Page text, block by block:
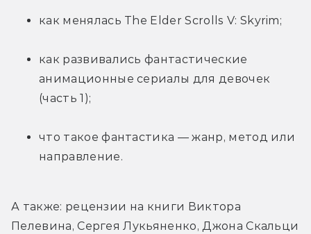
как менялась The Elder Scrolls V: Skyrim;
как развивались фантастические
анимационные сериалы для девочек
(часть 1);
что такое фантастика — жанр, метод или
направление.
А также: рецензии на книги Виктора
Пелевина, Сергея Лукьяненко, Джона Скальци